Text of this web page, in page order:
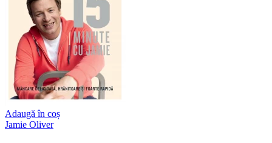
Adaugă în coș
Jamie Oliver